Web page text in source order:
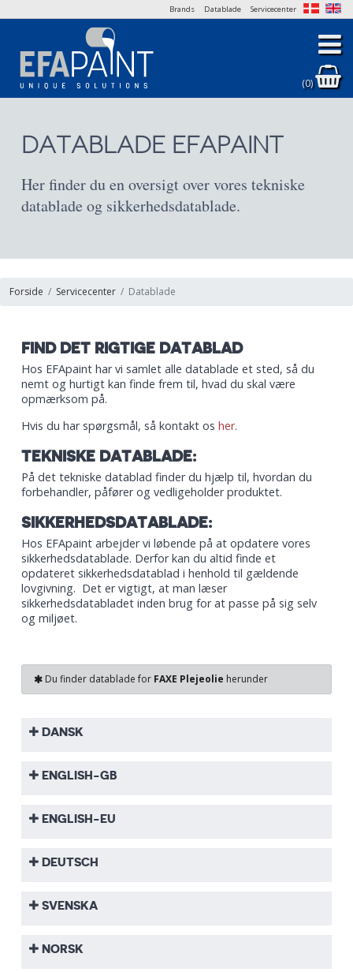
Brands Datablade Servicecenter
(0)
DATABLADE EFAPAINT
Her finder du en oversigt over vores tekniske
datablade og sikkerhedsdatablade.
Forside Servicecenter Datablade
FIND DET RIGTIGE DATABLAD
Hos EFApaint har vi samlet alle datablade et sted, så du
nemt og hurtigt kan finde frem til, hvad du skal være
opmærksom på.
Hvis du har spørgsmål, så kontakt os her.
TEKNISKE DATABLADE:
På det tekniske datablad finder du hjælp til, hvordan du
forbehandler, påfører og vedligeholder produktet.
SIKKERHEDSDATABLADE:
Hos EFApaint arbejder vi løbende på at opdatere vores
sikkerhedsdatablade. Derfor kan du altid finde et
opdateret sikkerhedsdatablad i henhold til gældende
lovgivning. Det er vigtigt, at man læser
sikkerhedsdatabladet inden brug for at passe på sig selv
og miljøet.
Du finder datablade for FAXE Plejeolie herunder
DANSK
ENGLISH-GB
ENGLISH-EU
DEUTSCH
SVENSKA
NORSK